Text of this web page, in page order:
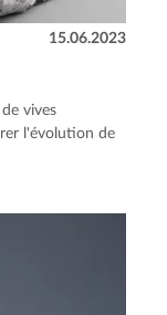
15.06.2023
vives
l'évolution de